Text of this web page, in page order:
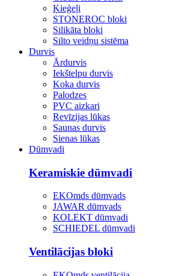
Ķieģeļi
STONEROC bloki
Silikāta bloki
Silto veidņu sistēma
Durvis
Ārdurvis
Iekštelpu durvis
Koka durvis
Palodzes
PVC aizkari
Revīzijas lūkas
Saunas durvis
Sienas lūkas
Dūmvadi
Keramiskie dūmvadi
EKOmds dūmvads
JAWAR dūmvads
KOLEKT dūmvadi
SCHIEDEL dūmvadi
Ventilācijas bloki